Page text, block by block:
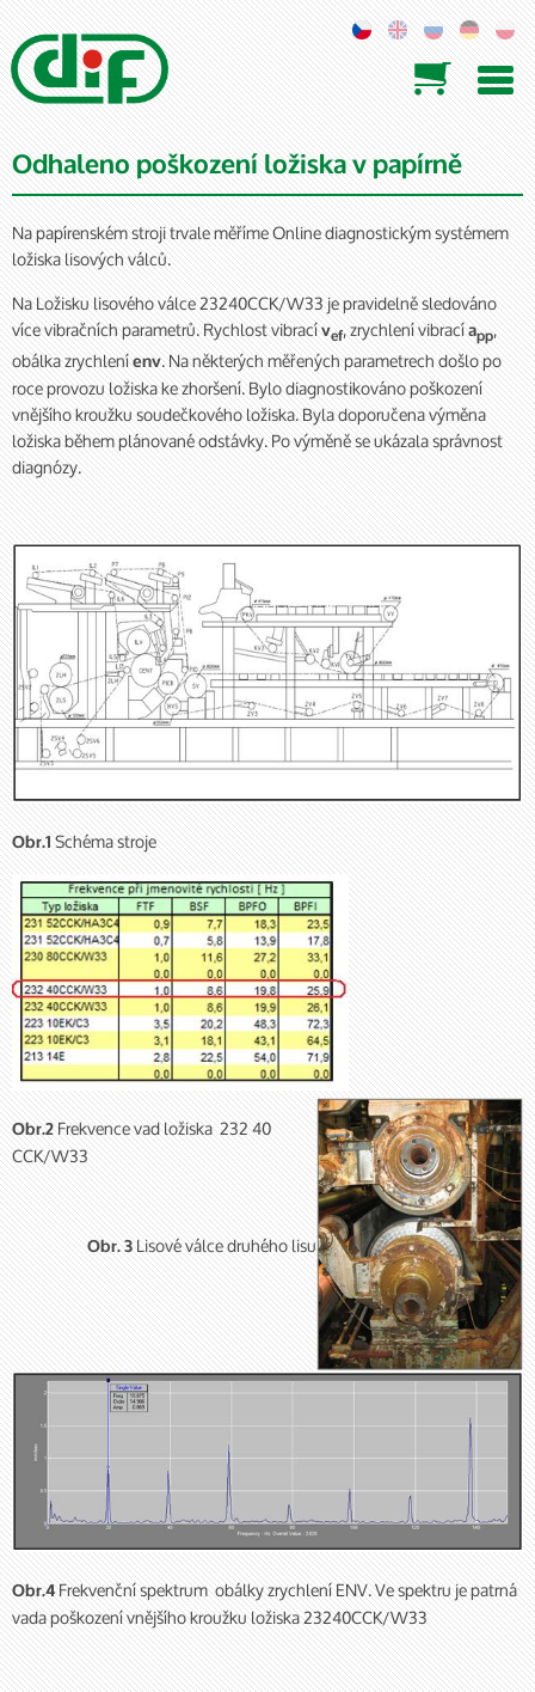

Odhaleno poškození ložiska v papírně
Na papírenském stroji trvale měříme Online diagnostickým systémem
ložiska lisových válců.
Na Ložisku lisového válce 23240CCK/W33 je pravidelně sledováno
více vibračních parametrů. Rychlost vibracívef, zrychlení vibracíapp,
obálka zrychleníenv. Na některých měřených parametrech došlo po
roce provozu ložiska ke zhoršení. Bylo diagnostikováno poškození
vnějšího kroužku soudečkového ložiska. Byla doporučena výměna
ložiska během plánované odstávky. Po výměně se ukázala správnost
diagnózy.
Obr.1Schéma stroje
Obr.2Frekvence vad ložiska 232 40
CCK/W33
Obr. 3Lisové válce druhého lisu
Obr.4Frekvenční spektrum obálky zrychlení ENV. Ve spektru je patrná
vada poškození vnějšího kroužku ložiska 23240CCK/W33